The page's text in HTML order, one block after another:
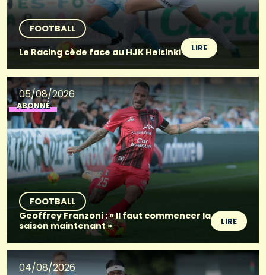
FOOTBALL
Le Racing cède face au HJK Helsinki
LIRE
05/08/2026
ABONNÉ
FOOTBALL
Geoffrey Franzoni : « Il faut commencer la
saison maintenant »
LIRE
04/08/2026